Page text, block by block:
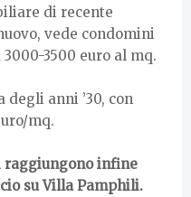
di recente
vede condomini
3500 euro al mq.
degli anni ’30, con
mq.
raggiungono infine
su Villa Pamphili.